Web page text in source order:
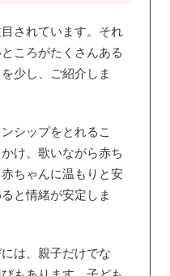
されています。それ
ころがたくさんある
少し、ご紹介しま
シップをとれるこ
け、歌いながら赤ち
ちゃんに温もりと安
と情緒が安定しま
は、親子だけでな